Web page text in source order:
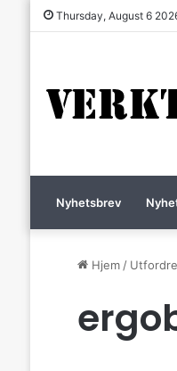
Thursday, August 6
Nyhetsbrev
Hjem /